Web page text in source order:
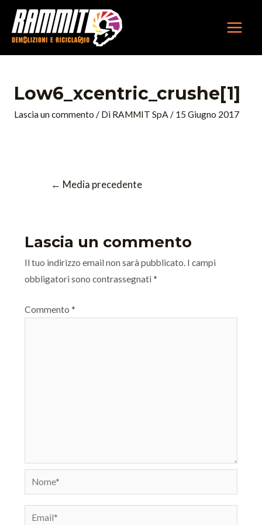
contenuto
Low6_xcentric_crushe[1]
Lascia un commento / Di RAMMIT SpA / 15 Giugno 2017
← Media precedente
Lascia un commento
Il tuo indirizzo email non sarà pubblicato. I campi
obbligatori sono contrassegnati *
Commento *
Nome*
Email*